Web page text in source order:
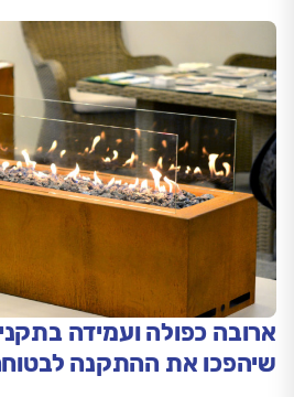
ארובה כפולה ועמידה
שיהפכו את ההתקנה